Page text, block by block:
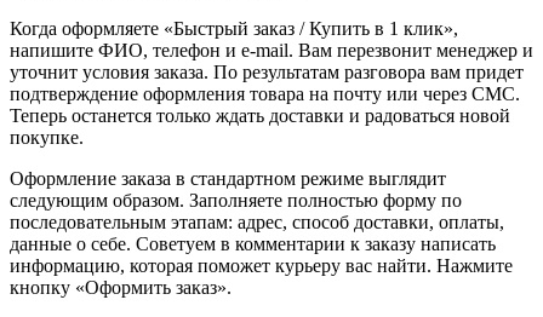
Когда оформляете «Быстрый заказ / Купить в 1 клик»,
напишите ФИО, телефон и e-mail. Вам перезвонит менеджер и
уточнит условия заказа. По результатам разговора вам придет
подтверждение оформления товара на почту или через СМС.
Теперь останется только ждать доставки и радоваться новой
покупке.
Оформление заказа в стандартном режиме выглядит
следующим образом. Заполняете полностью форму по
последовательным этапам: адрес, способ доставки, оплаты,
данные о себе. Советуем в комментарии к заказу написать
информацию, которая поможет курьеру вас найти. Нажмите
кнопку «Оформить заказ».